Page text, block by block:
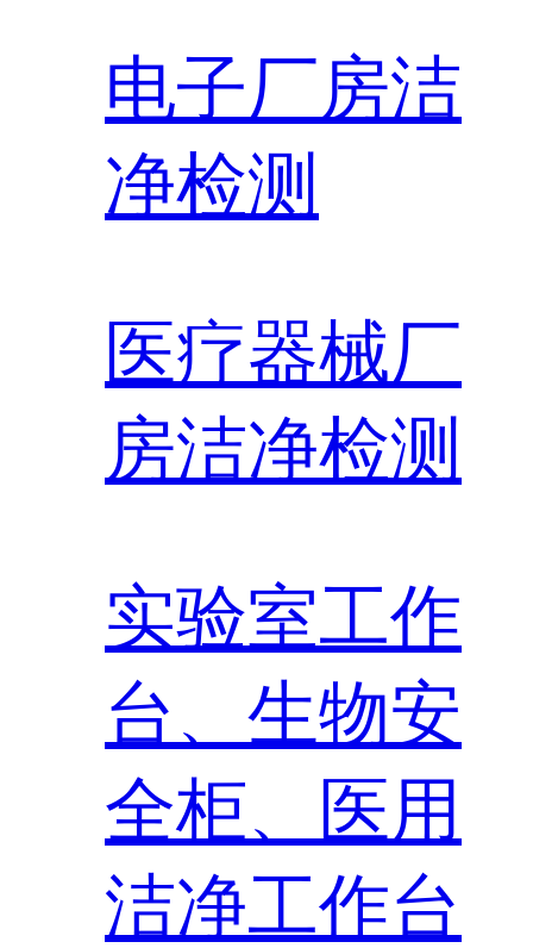
电子厂房洁
净检测
医疗器械厂
房洁净检测
实验室工作
台、生物安
全柜、医用
洁净工作台